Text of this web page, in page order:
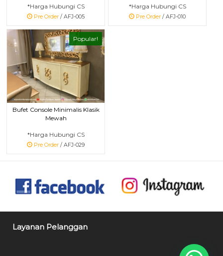
*Harga Hubungi CS
Pre Order / AFJ-005
*Harga Hubungi CS
Pre Order / AFJ-010
Popular!
Bufet Console Minimalis Klasik
Mewah
*Harga Hubungi CS
Pre Order / AFJ-029
Layanan Pelanggan